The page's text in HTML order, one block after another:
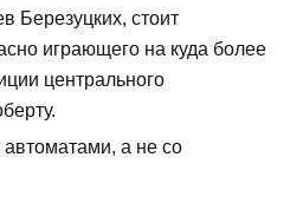
Березуцких, стоит
играющего на куда более
центрального
а не со